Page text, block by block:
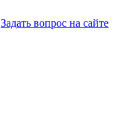
Задать вопрос на сайте